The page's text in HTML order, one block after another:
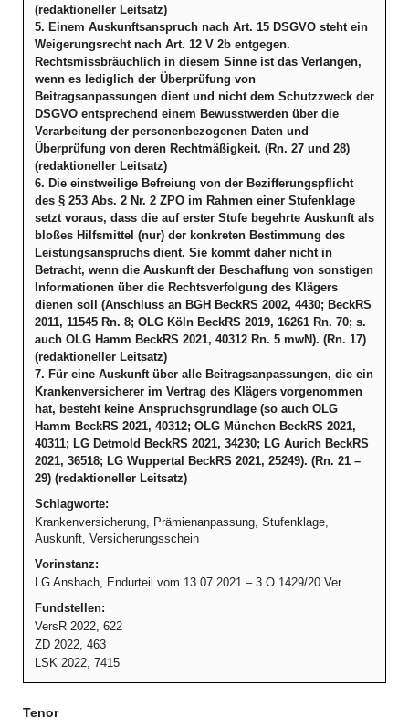
(redaktioneller Leitsatz)
5. Einem Auskunftsanspruch nach Art. 15 DSGVO steht ein
Weigerungsrecht nach Art. 12 V 2b entgegen.
Rechtsmissbräuchlich in diesem Sinne ist das Verlangen,
wenn es lediglich der Überprüfung von
Beitragsanpassungen dient und nicht dem Schutzzweck der
DSGVO entsprechend einem Bewusstwerden über die
Verarbeitung der personenbezogenen Daten und
Überprüfung von deren Rechtmäßigkeit. (Rn. 27 und 28)
(redaktioneller Leitsatz)
6. Die einstweilige Befreiung von der Bezifferungspflicht
des § 253 Abs. 2 Nr. 2 ZPO im Rahmen einer Stufenklage
setzt voraus, dass die auf erster Stufe begehrte Auskunft als
bloßes Hilfsmittel (nur) der konkreten Bestimmung des
Leistungsanspruchs dient. Sie kommt daher nicht in
Betracht, wenn die Auskunft der Beschaffung von sonstigen
Informationen über die Rechtsverfolgung des Klägers
dienen soll (Anschluss an BGH BeckRS 2002, 4430; BeckRS
2011, 11545 Rn. 8; OLG Köln BeckRS 2019, 16261 Rn. 70; s.
auch OLG Hamm BeckRS 2021, 40312 Rn. 5 mwN). (Rn. 17)
(redaktioneller Leitsatz)
7. Für eine Auskunft über alle Beitragsanpassungen, die ein
Krankenversicherer im Vertrag des Klägers vorgenommen
hat, besteht keine Anspruchsgrundlage (so auch OLG
Hamm BeckRS 2021, 40312; OLG München BeckRS 2021,
40311; LG Detmold BeckRS 2021, 34230; LG Aurich BeckRS
2021, 36518; LG Wuppertal BeckRS 2021, 25249). (Rn. 21 –
29) (redaktioneller Leitsatz)
Schlagworte:
Krankenversicherung, Prämienanpassung, Stufenklage,
Auskunft, Versicherungsschein
Vorinstanz:
LG Ansbach, Endurteil vom 13.07.2021 – 3 O 1429/20 Ver
Fundstellen:
VersR 2022, 622
ZD 2022, 463
LSK 2022, 7415
Tenor